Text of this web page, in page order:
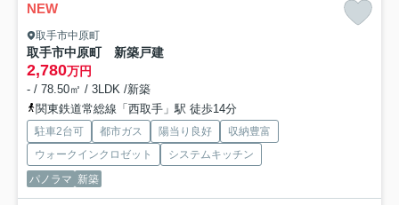
NEW
取手市中原町
取手市中原町 新築戸建
2,780万円
- / 78.50㎡ / 3LDK /新築
関東鉄道常総線「西取手」駅 徒歩14分
駐車2台可 都市ガス 陽当り良好
収納豊富
ウォークインクロゼット
システムキッチン
パノラマ 新築